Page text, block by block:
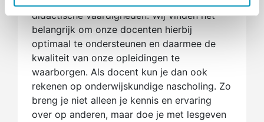
didactische vaardigheden. Wij vinden het
belangrijk om onze docenten hierbij
optimaal te ondersteunen en daarmee de
kwaliteit van onze opleidingen te
waarborgen. Als docent kun je dan ook
rekenen op onderwijskundige nascholing. Zo
breng je niet alleen je kennis en ervaring
over op anderen, maar doe je met lesgeven